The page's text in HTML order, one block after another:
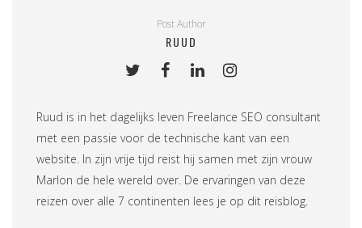
Post Author
RUUD
Ruud is in het dagelijks leven Freelance SEO consultant
met een passie voor de technische kant van een
website. In zijn vrije tijd reist hij samen met zijn vrouw
Marlon de hele wereld over. De ervaringen van deze
reizen over alle 7 continenten lees je op dit reisblog.